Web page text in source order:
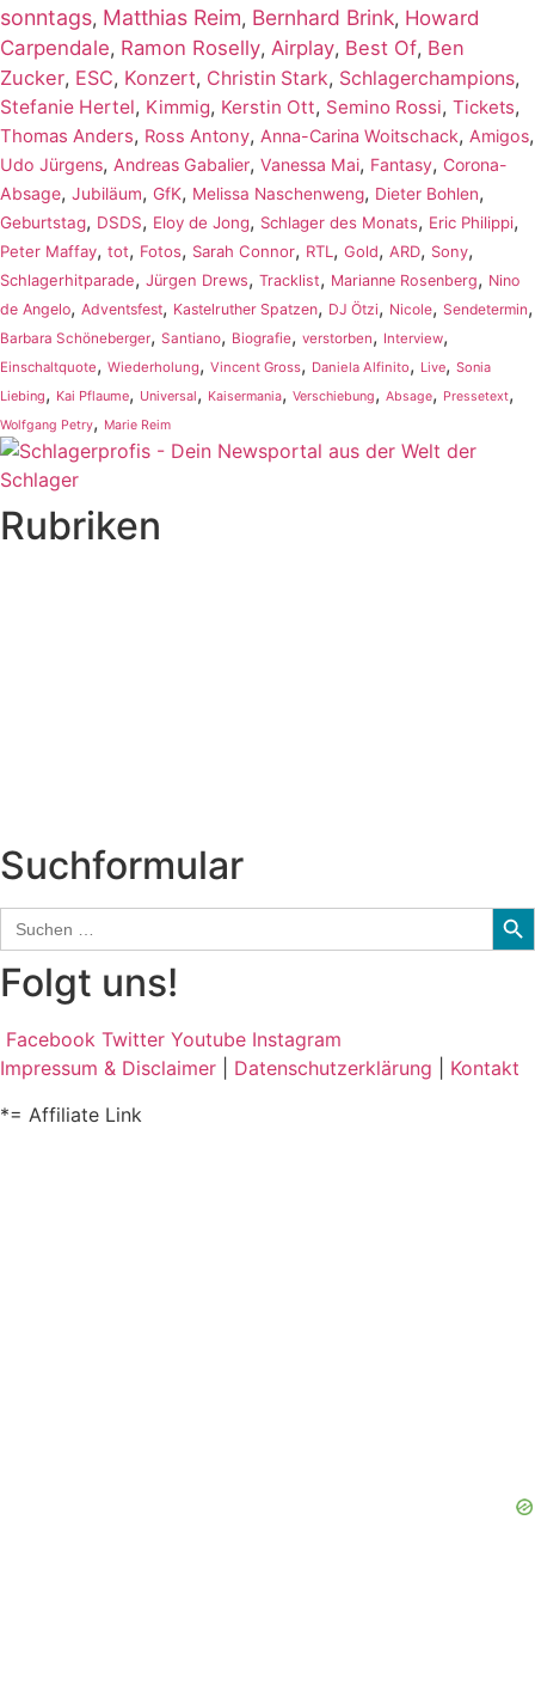
sonntags, Matthias Reim, Bernhard Brink, Howard
Carpendale, Ramon Roselly, Airplay, Best Of, Ben
Zucker, ESC, Konzert, Christin Stark, Schlagerchampions,
Stefanie Hertel, Kimmig, Kerstin Ott, Semino Rossi, Tickets,
Thomas Anders, Ross Antony, Anna-Carina Woitschack, Amigos,
Udo Jürgens, Andreas Gabalier, Vanessa Mai, Fantasy, Corona-
Absage, Jubiläum, GfK, Melissa Naschenweng, Dieter Bohlen,
Geburtstag, DSDS, Eloy de Jong, Schlager des Monats, Eric Philippi,
Peter Maffay, tot, Fotos, Sarah Connor, RTL , Gold, ARD, Sony,
Schlagerhitparade, Jürgen Drews, Tracklist, Marianne Rosenberg, Nino
de Angelo, Adventsfest, Kastelruther Spatzen, DJ Ötzi, Nicole, Sendetermin,
Barbara Schöneberger, Santiano, Biografie, verstorben, Interview,
Einschaltquote, Wiederholung, Vincent Gross, Daniela Alfinito, Live, Sonia
Liebing, Kai Pflaume, Universal, Kaisermania, Verschiebung, Absage, Pressetext,
Wolfgang Petry, Marie Reim
Rubriken
Suchformular
Search
for:
Folgt uns!
Facebook Twitter Youtube Instagram
Impressum & Disclaimer
Datenschutzerklärung
Kontakt
*= Affiliate Link